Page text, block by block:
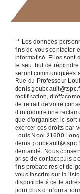
** Les données
fins de vous contacter
informatisé. Elles sont
le seul but de
seront communiquées
Rue du Professeur
rectification,
de retrait de votre
d’introduire une
que d’organiser le sort
exercer ces droits par
Louis Neel 21600
demandé. Nous
prise de contact puis
fins probatoires et de
vous inscrire sur la
disponible à cette
pour plus